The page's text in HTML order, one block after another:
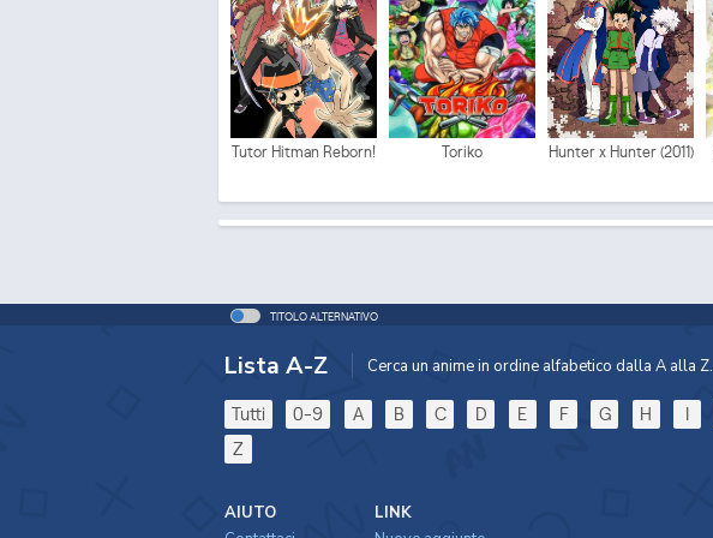
Tutor Hitman Reborn! Toriko Hunter x Hunter (2011)
TITOLO ALTERNATIVO
Lista A-Z Cerca un anime in ordine alfabetico dalla A alla Z.
Tutti 0-9 A B C D E F G H I
Z
AIUTO
LINK